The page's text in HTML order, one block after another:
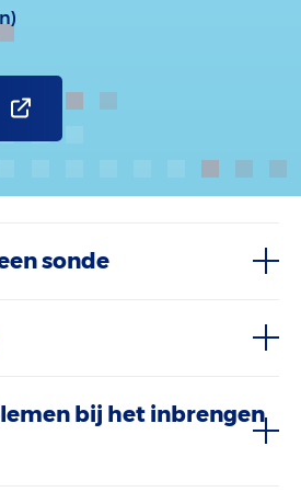
sonde
bij het inbrengen